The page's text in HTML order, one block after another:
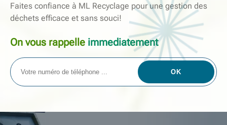
Faites confiance à ML Recyclage pour une gestion des
déchets efficace et sans souci!
On vous rappelle immediatement